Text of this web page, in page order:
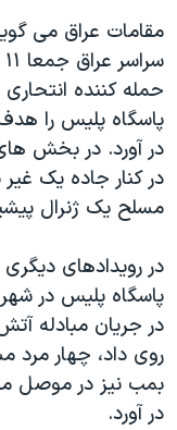
صفحه
اصلی
جهش
جستجو
جهان
ورزشی
گزیده‌ها
ویژه برنامه‌ها
ویدیوها
فرهنگ و زندگی
حقوق شهروندی
اقتصادی
علم و فناوری
گالری عکس
صفحه‌های ویژه
جام جهانی ۲۰۲۶
عملیات خشم حماسی
۲۵۰سالگی آمریکا
بایگانی برنامه‌های
مستندها
انتخابات ریاست جمهوری
حمله جمهوری
رمز مهسا
ورزش زنان در ایران
اعتراضات زن، زندگی،
فرکانس‌های صدای
پخش رادیویی
یادگیری زبان
دنبال کنید
زبانهای مختلف
مقامات عراق می
حمله کننده
پاسگاه پليس را
در آورد. در بخش
در کنار جاده يک
مسلح يک ژنرال
در رويدادهای
پاسگاه پليس در
در جريان مبادله
روی داد، چهار
بمب نيز در موصل
در آورد.